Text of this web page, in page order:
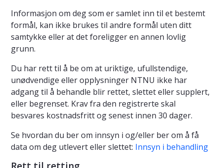
Informasjon om deg som er samlet inn til et bestemt
formål, kan ikke brukes til andre formål uten ditt
samtykke eller at det foreligger en annen lovlig
grunn.
Du har rett til å be om at uriktige, ufullstendige,
unødvendige eller opplysninger NTNU ikke har
adgang til å behandle blir rettet, slettet eller supplert,
eller begrenset. Krav fra den registrerte skal
besvares kostnadsfritt og senest innen 30 dager.
Se hvordan du ber om innsyn i og/eller ber om å få
data om deg utlevert eller slettet: Innsyn i behandling